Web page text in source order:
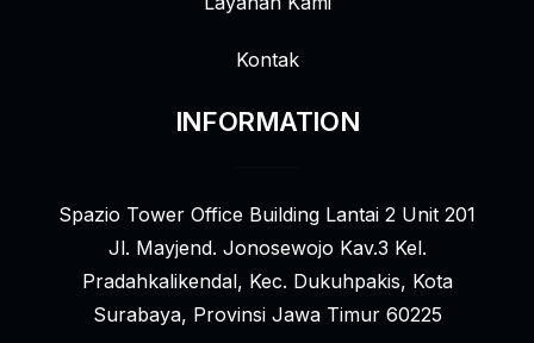
Kontak
INFORMATION
Spazio Tower Office Building Lantai 2 Unit 201
Jl. Mayjend. Jonosewojo Kav.3 Kel.
Pradahkalikendal, Kec. Dukuhpakis, Kota
Surabaya, Provinsi Jawa Timur 60225